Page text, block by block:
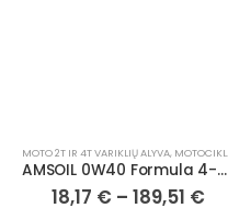
MOTO 2T IR 4T VARIKLIŲ ALYVA, MOTOCIKLAI, ATV/UTV
AMSOIL 0W40 Formula 4-Stroke® Powersports Synthetic Motor Oil
18,17 € – 189,51 €